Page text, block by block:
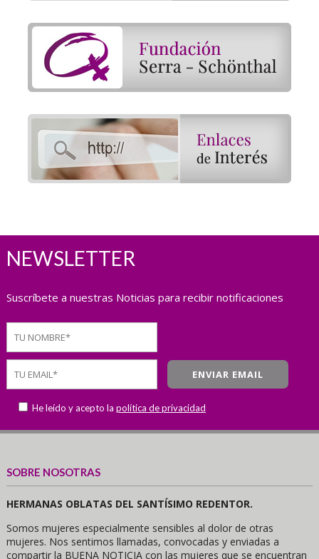
NEWSLETTER
Suscríbete a nuestras Noticias para recibir notificaciones
He leído y acepto la política de privacidad
SOBRE NOSOTRAS
HERMANAS OBLATAS DEL SANTÍSIMO REDENTOR.
Somos mujeres especialmente sensibles al dolor de otras
mujeres. Nos sentimos llamadas, convocadas y enviadas a
compartir la BUENA NOTICIA con las mujeres que se encuentran